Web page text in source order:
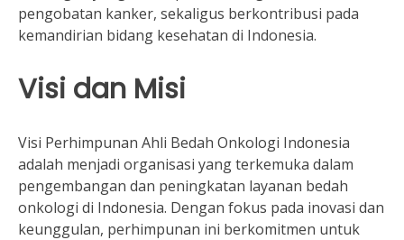
pengobatan kanker, sekaligus berkontribusi pada
kemandirian bidang kesehatan di Indonesia.
Visi dan Misi
Visi Perhimpunan Ahli Bedah Onkologi Indonesia
adalah menjadi organisasi yang terkemuka dalam
pengembangan dan peningkatan layanan bedah
onkologi di Indonesia. Dengan fokus pada inovasi dan
keunggulan, perhimpunan ini berkomitmen untuk